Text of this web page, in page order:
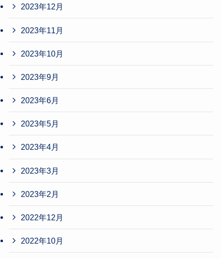
2023年12月
2023年11月
2023年10月
2023年9月
2023年6月
2023年5月
2023年4月
2023年3月
2023年2月
2022年12月
2022年10月